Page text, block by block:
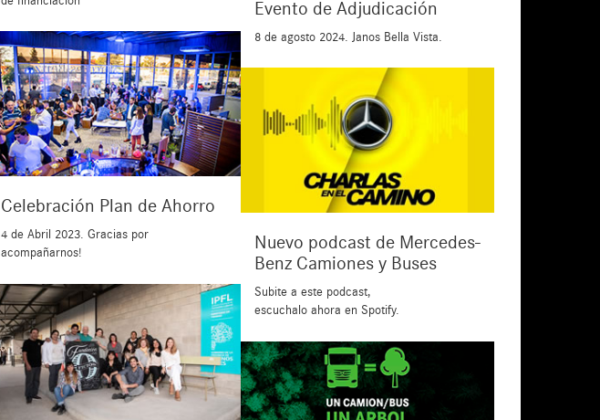
Evento de Adjudicación
8 de agosto 2024. Janos Bella Vista.
Celebración Plan de Ahorro
4 de Abril 2023. Gracias por
acompañarnos!
Nuevo podcast de Mercedes-
Benz Camiones y Buses
Subite a este podcast,
escuchalo ahora en Spotify.